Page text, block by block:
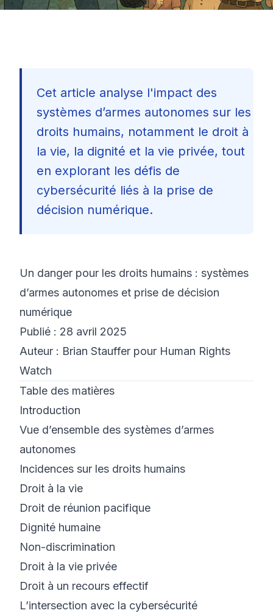
©2026 Bootcamp Cyber 8200
Cet article analyse l'impact des
systèmes d’armes autonomes sur les
droits humains, notamment le droit à
la vie, la dignité et la vie privée, tout
en explorant les défis de
cybersécurité liés à la prise de
décision numérique.
Un danger pour les droits humains : systèmes
d’armes autonomes et prise de décision
numérique
Publié : 28 avril 2025
Auteur : Brian Stauffer pour Human Rights
Watch
Table des matières
Introduction
Vue d’ensemble des systèmes d’armes
autonomes
Incidences sur les droits humains
Droit à la vie
Droit de réunion pacifique
Dignité humaine
Non-discrimination
Droit à la vie privée
Droit à un recours effectif
L’intersection avec la cybersécurité